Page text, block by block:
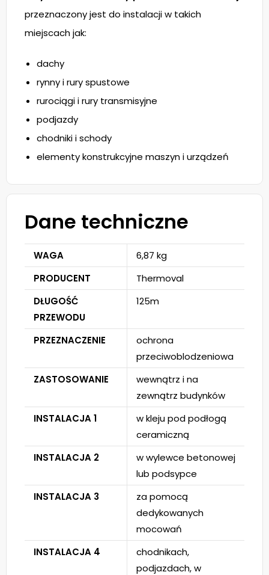
przeznaczony jest do instalacji w takich
miejscach jak:
dachy
rynny i rury spustowe
rurociągi i rury transmisyjne
podjazdy
chodniki i schody
elementy konstrukcyjne maszyn i urządzeń
Dane techniczne
WAGA
6,87 kg
PRODUCENT
Thermoval
DŁUGOŚĆ
PRZEWODU
125m
PRZEZNACZENIE
ochrona
przeciwoblodzeniowa
ZASTOSOWANIE
wewnątrz i na
zewnątrz budynków
INSTALACJA 1
w kleju pod podłogą
ceramiczną
INSTALACJA 2
w wylewce betonowej
lub podsypce
INSTALACJA 3
za pomocą
dedykowanych
mocowań
INSTALACJA 4
chodnikach,
podjazdach, w